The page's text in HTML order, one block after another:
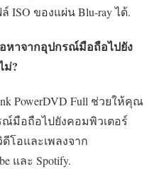
ISO ของแผ่น Blu-ray ได้.
หาจากอุปกรณ์มือถือไปยัง
ม่?
PowerDVD Full ช่วยให้คุณ
มือถือไปยังคอมพิวเตอร์
โอและเพลงจาก
และ Spotify.